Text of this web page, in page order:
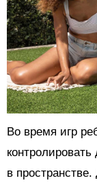
Во время игр
в